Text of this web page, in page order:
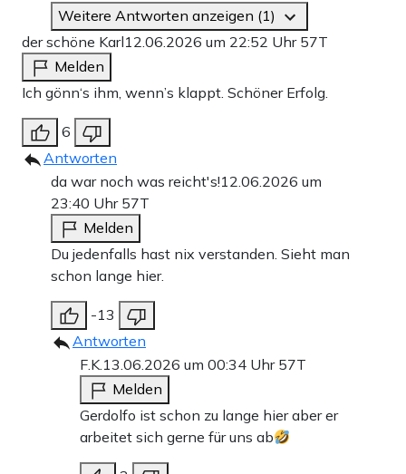
Weitere Antworten anzeigen (1)
der schöne Karl12.06.2026 um 22:52 Uhr 57T
Melden
Ich gönn‘s ihm, wenn’s klappt. Schöner Erfolg.
6
Antworten
da war noch was reicht's!12.06.2026 um
23:40 Uhr 57T
Melden
Du jedenfalls hast nix verstanden. Sieht man
schon lange hier.
-13
Antworten
F.K.13.06.2026 um 00:34 Uhr 57T
Melden
Gerdolfo ist schon zu lange hier aber er
arbeitet sich gerne für uns ab